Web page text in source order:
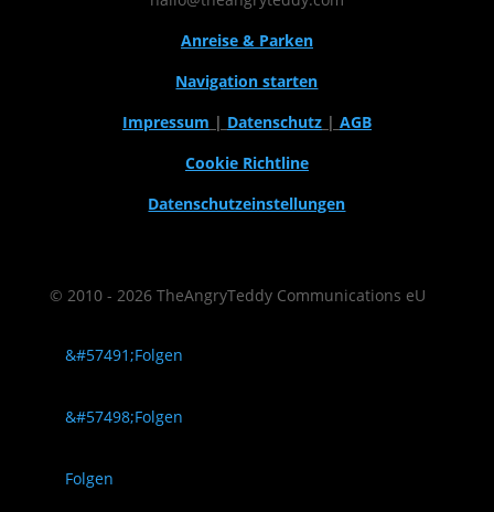
Anreise & Parken
Navigation starten
Impressum | Datenschutz| AGB
Cookie Richtline
Datenschutzeinstellungen
© 2010 - 2026 TheAngryTeddy Communications eU
Folgen
Folgen
Folgen